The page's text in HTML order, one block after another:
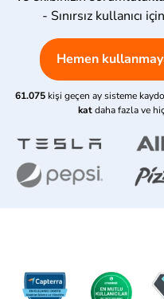
- Sınırsız kullanıcı
Hemen
61.075kişi geçen ay sisteme
kat daha fazla ve